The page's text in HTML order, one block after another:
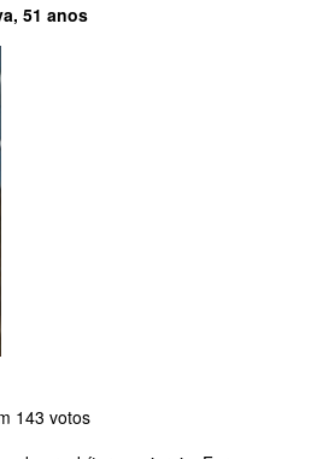
51 anos
143 votos